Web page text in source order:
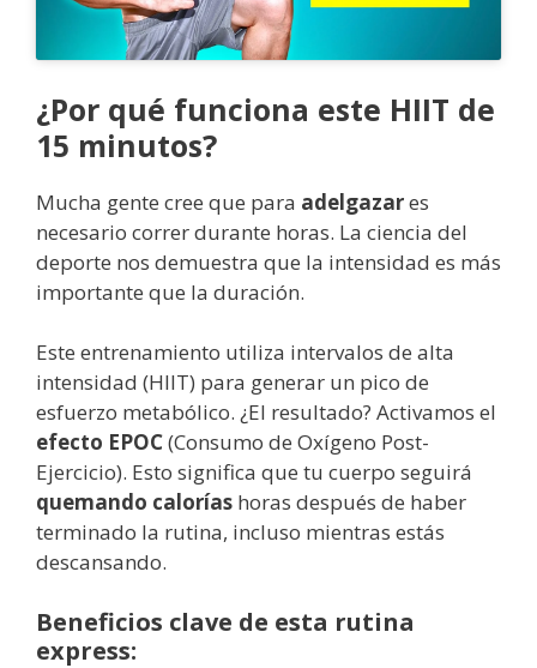
¿Por qué funciona este HIIT de
15 minutos?
Mucha gente cree que para adelgazares
necesario correr durante horas. La ciencia del
deporte nos demuestra que la intensidad es más
importante que la duración.
Este entrenamiento utiliza intervalos de alta
intensidad (HIIT) para generar un pico de
esfuerzo metabólico. ¿El resultado? Activamos el
efecto EPOC(Consumo de Oxígeno Post-
Ejercicio). Esto significa que tu cuerpo seguirá
quemando calorías horas después de haber
terminado la rutina, incluso mientras estás
descansando.
Beneficios clave de esta rutina
express: